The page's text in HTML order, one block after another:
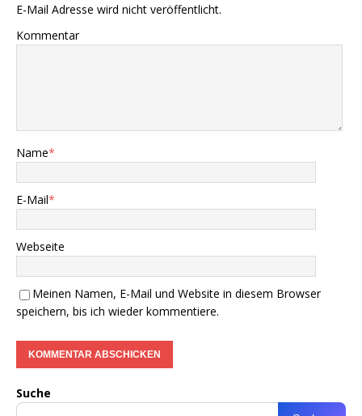
E-Mail Adresse wird nicht veröffentlicht.
Kommentar
Name*
E-Mail*
Webseite
Meinen Namen, E-Mail und Website in diesem Browser
speichern, bis ich wieder kommentiere.
Suche